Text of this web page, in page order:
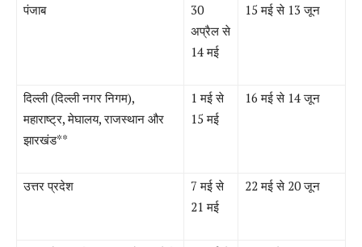
पंजाब
30
अप्रैल से
14मई
15मई से13जून
दिल्ली(दिल्ली नगर निगम),
महाराष्ट्र,मेघालय,राजस्थान और
झारखंड**
1मई से
15मई
16मई से14जून
उत्तर प्रदेश 7मई से
21मई
22मई से20जून